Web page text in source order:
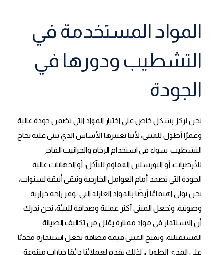
المواد المستخدمة في
التشطيب ودورها في
الجودة
نحن نركز بشكل خاص على اختيار المواد التي تضمن جودة عالية
وعمرًا أطول للمبنى، لأننا نعتبرها الأساس الذي يبنى عليه نجاح
التشطيب، سواء في استخدام الرخام والجرانيت الفاخر
للأرضيات، أو البورسلين المقاوم للتآكل، أو الدهانات عالية
الجودة التي تصمد أمام العوامل الخارجية وتبقى أنيقة لسنوات،
نحن نولي اهتمامًا أيضًا بالمواد العازلة التي توفر راحة حرارية
وصوتية، وتجعل المبنى أكثر عملية وصداقة للبيئة، نحن ندرك
أن الاستثمار في مواد ممتازة يقلل من تكاليف الصيانة
المستقبلية، ويمنح المبنى قيمة مضافة تجعل استثماره مجديًا
على المدى الطويل، لذلك نقدم لعملائنا دائمًا خيارات متنوعة